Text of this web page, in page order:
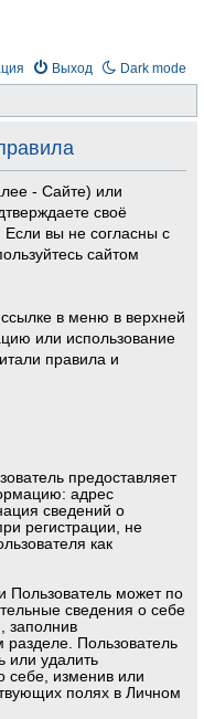
Dark mode
Выход
- Сайте) или
своё
вы не согласны с
сайтом
в меню в верхней
или использование
правила и
предоставляет
адрес
сведений о
регистрации, не
как
Пользователь может по
сведения о себе
заполнив
Пользователь
или удалить
себе, изменив или
полях в Личном